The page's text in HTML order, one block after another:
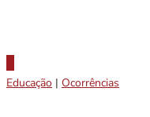
Educação | Ocorrências